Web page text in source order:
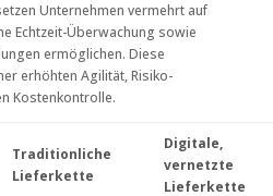
Unternehmen vermehrt auf
Echtzeit-Überwachung sowie
ermöglichen. Diese
erhöhten Agilität, Risiko-
Kostenkontrolle.
Traditionliche
Lieferkette
Digitale,
vernetzte
Lieferkette